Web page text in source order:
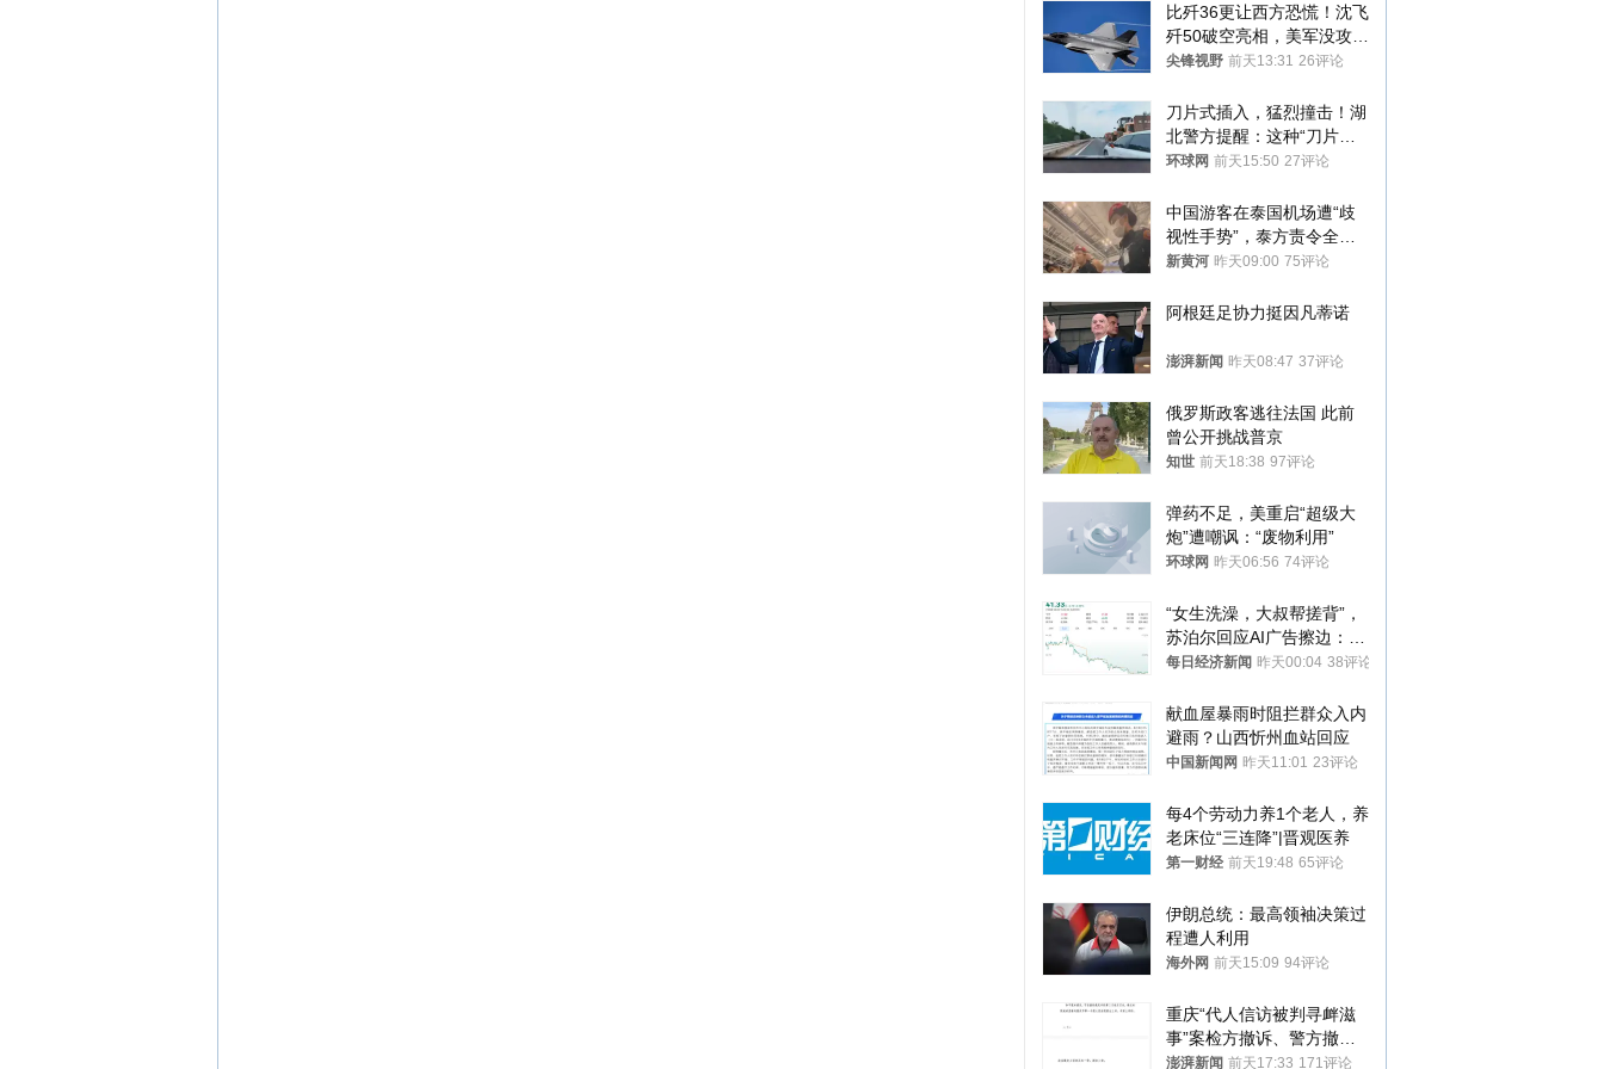
比歼36更让西方恐慌！沈飞
歼50破空亮相，美军没攻克
的技术被拿下
尖锋视野 前天13:31 26评论
刀片式插入，猛烈撞击！湖
北警方提醒：这种“刀片超
车”，太危险了
环球网 前天15:50 27评论
中国游客在泰国机场遭“歧
视性手势”，泰方责令全面
调查，对责任人采取最严厉
新黄河 昨天09:00 75评论
阿根廷足协力挺因凡蒂诺
澎湃新闻 昨天08:47 37评论
俄罗斯政客逃往法国 此前
曾公开挑战普京
知世 前天18:38 97评论
弹药不足，美重启“超级大
炮”遭嘲讽：“废物利用”
环球网 昨天06:56 74评论
“女生洗澡，大叔帮搓背”，
苏泊尔回应AI广告擦边：视
频全下架，已强化内容管理
每日经济新闻 昨天00:04 38评论
献血屋暴雨时阻拦群众入内
避雨？山西忻州血站回应
中国新闻网 昨天11:01 23评论
每4个劳动力养1个老人，养
老床位“三连降”|晋观医养
第一财经 前天19:48 65评论
伊朗总统：最高领袖决策过
程遭人利用
海外网 前天15:09 94评论
重庆“代人信访被判寻衅滋
事”案检方撤诉、警方撤
案，两被告人获国赔
澎湃新闻 前天17:33 171评论